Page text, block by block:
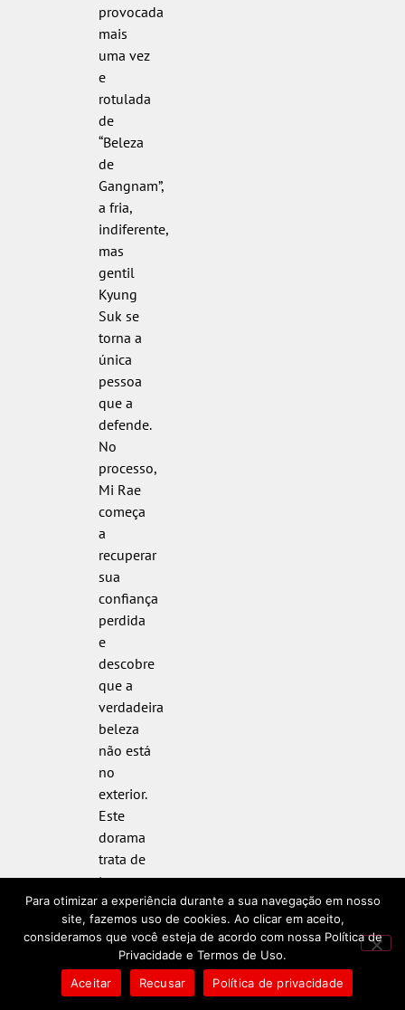
provocada
mais
uma vez
e
rotulada
de
“Beleza
de
Gangnam”,
a fria,
indiferente,
mas
gentil
Kyung
Suk se
torna a
única
pessoa
que a
defende.
No
processo,
Mi Rae
começa
a
recuperar
sua
confiança
perdida
e
descobre
que a
verdadeira
beleza
não está
no
exterior.
Este
dorama
trata de
temas
profundos
como
autoaceitação
e a
importância
Para otimizar a experiência durante a sua navegação em nosso
site, fazemos uso de cookies. Ao clicar em aceito,
consideramos que você esteja de acordo com nossa Política de
Privacidade e Termos de Uso.
Aceitar
Recusar Política de privacidade